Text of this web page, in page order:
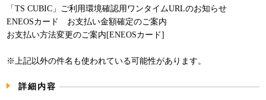
「TS CUBIC」ご利用環境確認用ワンタイムURLのお知らせ
ENEOSカード お支払い金額確定のご案内
お支払い方法変更のご案内[ENEOSカード]
※上記以外の件名も使われている可能性があります。
詳細内容